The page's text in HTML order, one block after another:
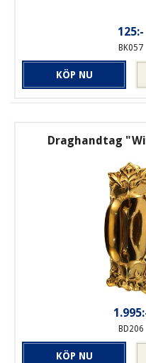
125:-
BK057
KÖP NU
Draghandtag
BD206
KÖP NU